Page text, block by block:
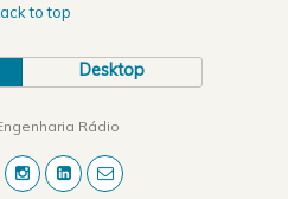
to top
Desktop
Rádio